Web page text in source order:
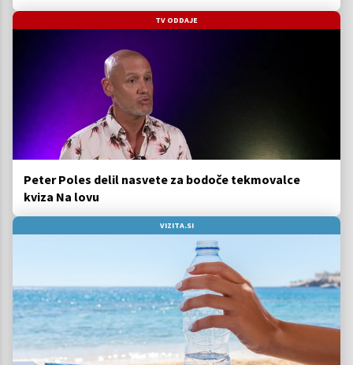
TV ODDAJE
Peter Poles delil nasvete za bodoče tekmovalce
kviza Na lovu
VIZITA.SI